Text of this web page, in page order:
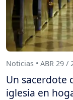
Noticias • ABR 29 /
Un sacerdote
iglesia en